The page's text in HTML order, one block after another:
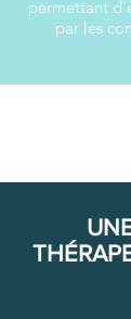
permettant
par les